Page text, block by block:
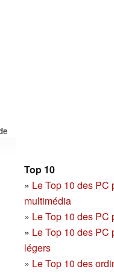
Top 10
» Le Top 10 des PC
multimédia
» Le Top 10 des PC
» Le Top 10 des PC
légers
» Le Top 10 des